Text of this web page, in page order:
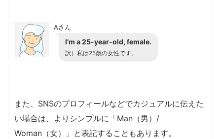
Aさん
I’m a 25-year-old, female.
訳）私は25歳の女性です。
また、SNSのプロフィールなどでカジュアルに伝えた
い場合は、よりシンプルに「Man（男）/
Woman（女）」と表記することもあります。